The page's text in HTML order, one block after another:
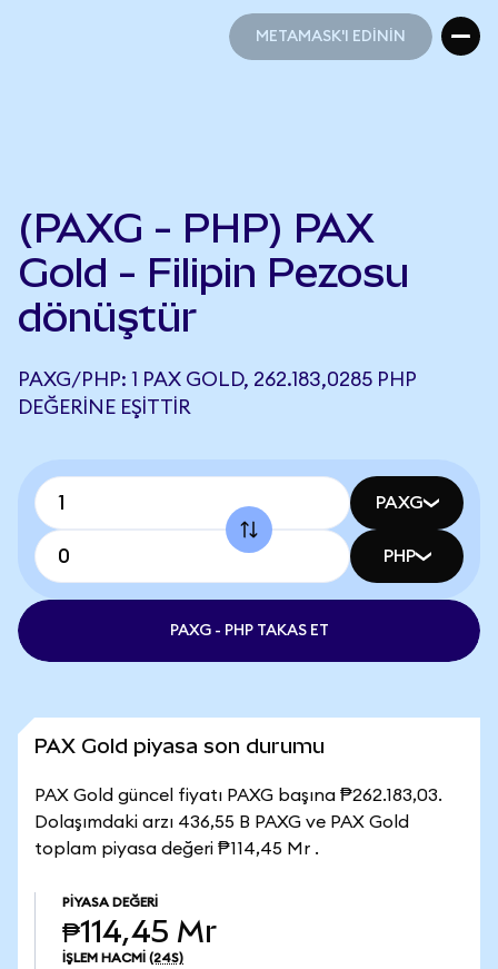
METAMASK'I EDİNİN
(PAXG - PHP) PAX
Gold - Filipin Pezosu
dönüştür
PAXG/PHP: 1 PAX GOLD, 262.183,0285 PHP
DEĞERINE EŞITTIR
PAXG
PHP
PAXG - PHP TAKAS ET
PAX Gold piyasa son durumu
PAX Gold güncel fiyatı PAXG başına ₱262.183,03.
Dolaşımdaki arzı 436,55 B PAXG ve PAX Gold
toplam piyasa değeri ₱114,45 Mr .
PIYASA DEĞERI
₱114,45 Mr
İŞLEM HACMI (24S)